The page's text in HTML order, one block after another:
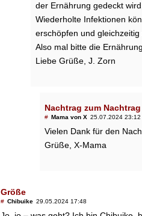
der Ernährung gedeckt
Wiederholte Infektionen
erschöpfen und
Also mal bitte die
Liebe Grüße, J. Zorn
Nachtrag zum Nachtrag
# Mama von X 25.07.2024 23:12
Vielen Dank für den
Grüße, X-Mama
Größe
# Chibuike 29.05.2024 17:48